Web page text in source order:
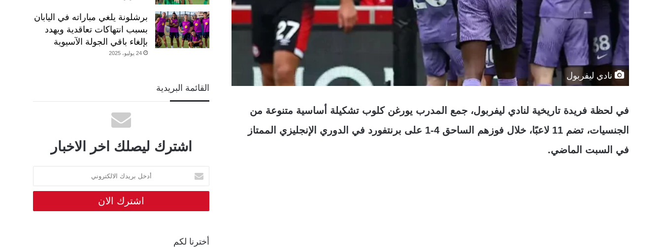
نادي ليفربول
في لحظة فريدة تاريخية لنادي ليفربول، جمع المدرب يورغن كلوب تشكيلة أساسية متنوعة من
الجنسيات، تضم 11 لاعبًا، خلال فوزهم الساحق 4-1 على برنتفورد في الدوري الإنجليزي الممتاز
في السبت الماضي.
برشلونة يلغي مباراته في اليابان
بسبب انتهاكات تعاقدية ويهدد
بإلغاء باقي الجولة الآسيوية
24 يوليو، 2025
القائمة البريدية
اشترك ليصلك اخر الاخبار
أدخل
بريدك
الالكتروني
أخترنا لكم